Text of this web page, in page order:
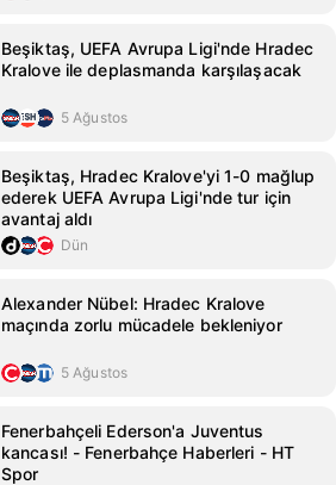
Beşiktaş, UEFA Avrupa Ligi'nde Hradec
Kralove ile deplasmanda karşılaşacak
5 Ağustos
Beşiktaş, Hradec Kralove'yi 1-0 mağlup
ederek UEFA Avrupa Ligi'nde tur için
avantaj aldı
Dün
Alexander Nübel: Hradec Kralove
maçında zorlu mücadele bekleniyor
5 Ağustos
Fenerbahçeli Ederson'a Juventus
kancası! - Fenerbahçe Haberleri - HT
Spor